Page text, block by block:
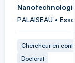
PALAISEAU •
Chercheur en
Doctorat